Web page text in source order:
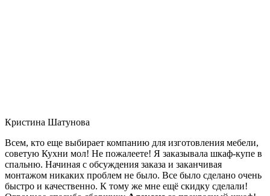
Кристина Шатунова
Всем, кто еще выбирает компанию для изготовления мебели,
советую Кухни мол! Не пожалеете! Я заказывала шкаф-купе в
спальню. Начиная с обсуждения заказа и заканчивая
монтажом никаких проблем не было. Все было сделано очень
быстро и качественно. К тому же мне ещё скидку сделали!